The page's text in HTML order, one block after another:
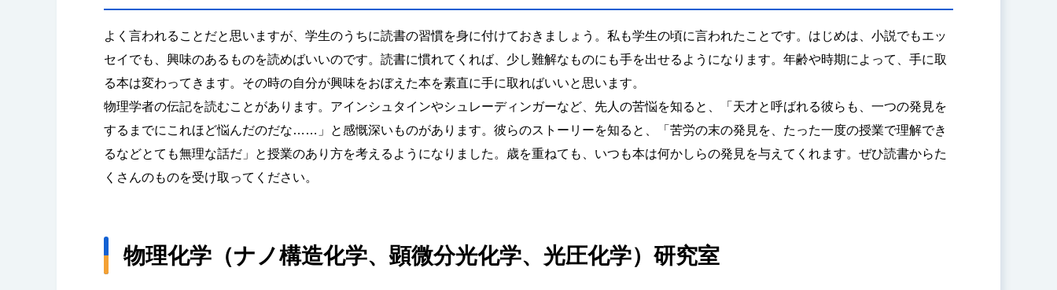
よく言われることだと思いますが、学生のうちに読書の習慣を身に付けておきましょう。私も学生の頃に言われたことです。はじめは、小説でもエッ
セイでも、興味のあるものを読めばいいのです。読書に慣れてくれば、少し難解なものにも手を出せるようになります。年齢や時期によって、手に取
る本は変わってきます。その時の自分が興味をおぼえた本を素直に手に取ればいいと思います。
物理学者の伝記を読むことがあります。アインシュタインやシュレーディンガーなど、先人の苦悩を知ると、「天才と呼ばれる彼らも、一つの発見を
するまでにこれほど悩んだのだな……」と感慨深いものがあります。彼らのストーリーを知ると、「苦労の末の発見を、たった一度の授業で理解でき
るなどとても無理な話だ」と授業のあり方を考えるようになりました。歳を重ねても、いつも本は何かしらの発見を与えてくれます。ぜひ読書からた
くさんのものを受け取ってください。
物理化学（ナノ構造化学、顕微分光化学、光圧化学）研究室